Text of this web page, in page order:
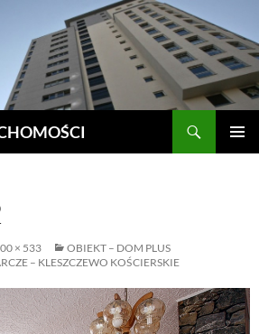
× 533
OBIEKT – DOM PLUS
– KLESZCZEWO KOŚCIERSKIE